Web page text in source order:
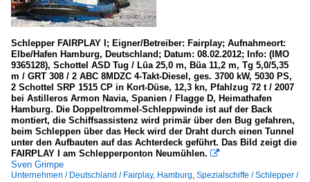
Schlepper FAIRPLAY I; Eigner/Betreiber: Fairplay; Aufnahmeort:
Elbe/Hafen Hamburg, Deutschland; Datum: 08.02.2012; Info: (IMO
9365128), Schottel ASD Tug / Lüa 25,0 m, Büa 11,2 m, Tg 5,0/5,35
m / GRT 308 / 2 ABC 8MDZC 4-Takt-Diesel, ges. 3700 kW, 5030 PS,
2 Schottel SRP 1515 CP in Kort-Düse, 12,3 kn, Pfahlzug 72 t / 2007
bei Astilleros Armon Navia, Spanien / Flagge D, Heimathafen
Hamburg. Die Doppeltrommel-Schleppwinde ist auf der Back
montiert, die Schiffsassistenz wird primär über den Bug gefahren,
beim Schleppen über das Heck wird der Draht durch einen Tunnel
unter den Aufbauten auf das Achterdeck geführt. Das Bild zeigt die
FAIRPLAY I am Schlepperponton Neumühlen. 
Sven Grimpe
Unternehmen / Deutschland / Fairplay, Hamburg, Spezialschiffe / Schlepper /